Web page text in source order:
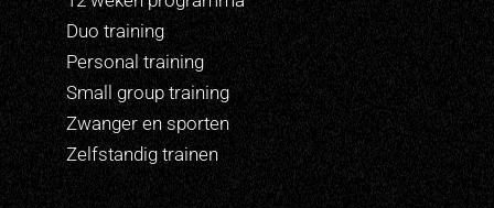
Duo training
Personal training
Small group training
Zwanger en sporten
Zelfstandig trainen